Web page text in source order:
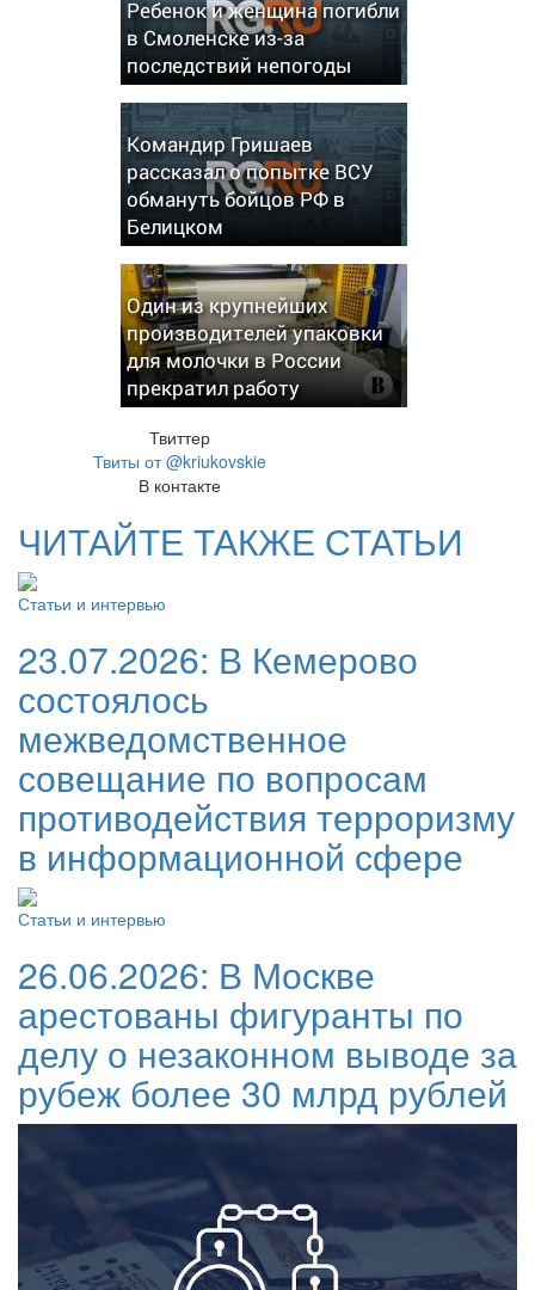
Ребенок и женщина погибли
в Смоленске из-за
последствий непогоды
Командир Гришаев
рассказал о попытке ВСУ
обмануть бойцов РФ в
Белицком
Один из крупнейших
производителей упаковки
для молочки в России
прекратил работу
Твиттер
Твиты от @kriukovskie
В контакте
ЧИТАЙТЕ ТАКЖЕ СТАТЬИ
Статьи и интервью
23.07.2026: В Кемерово
состоялось
межведомственное
совещание по вопросам
противодействия терроризму
в информационной сфере
Статьи и интервью
26.06.2026: В Москве
арестованы фигуранты по
делу о незаконном выводе за
рубеж более 30 млрд рублей